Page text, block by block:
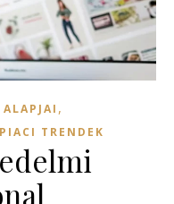
ALAPJAI ,
TRENDEK